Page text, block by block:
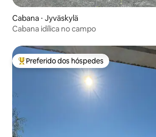
Cabana ⋅ Jyväskylä
Cabana idílica no campo
Entre os melhores preferidos dos hóspedes
Preferido dos hóspedes